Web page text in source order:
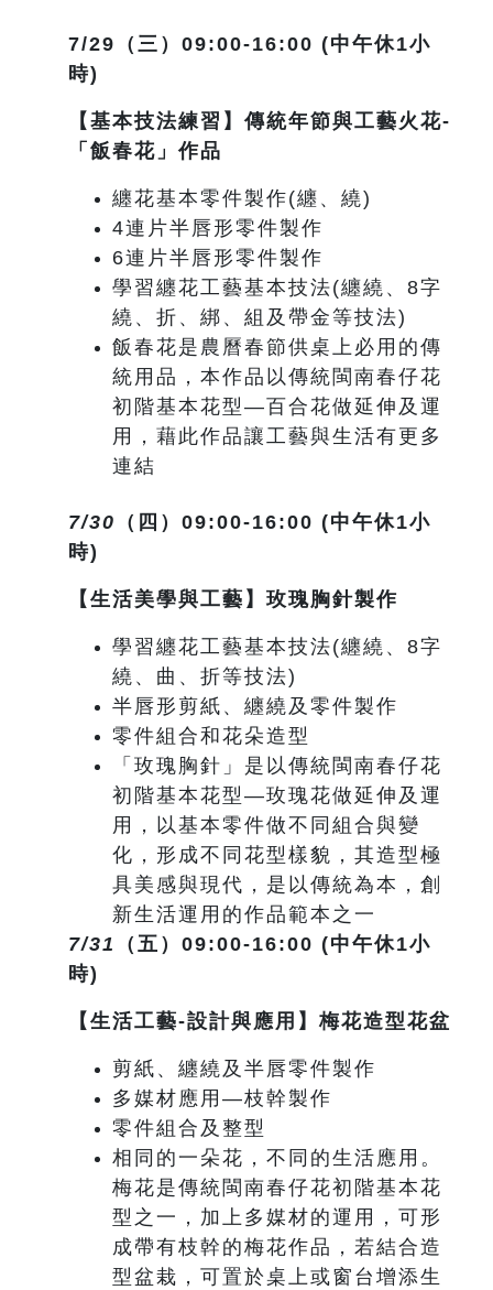
7/29 （三）09:00-16:00 (中午休1小
時)
【基本技法練習】傳統年節與工藝火花-
「飯春花」作品
纏花基本零件製作(纏、繞)
4連片半唇形零件製作
6連片半唇形零件製作
學習纏花工藝基本技法(纏繞、8字
繞、折、綁、組及帶金等技法)
飯春花是農曆春節供桌上必用的傳
統用品，本作品以傳統閩南春仔花
初階基本花型—百合花做延伸及運
用，藉此作品讓工藝與生活有更多
連結
7/30 （四）09:00-16:00 (中午休1小
時)
【生活美學與工藝】玫瑰胸針製作
學習纏花工藝基本技法(纏繞、8字
繞、曲、折等技法)
半唇形剪紙、纏繞及零件製作
零件組合和花朵造型
「玫瑰胸針」是以傳統閩南春仔花
初階基本花型—玫瑰花做延伸及運
用，以基本零件做不同組合與變
化，形成不同花型樣貌，其造型極
具美感與現代，是以傳統為本，創
新生活運用的作品範本之一
7/31
（五）09:00-16:00 (中午休1小
時)
【生活工藝-設計與應用】梅花造型花盆
剪紙、纏繞及半唇零件製作
多媒材應用—枝幹製作
零件組合及整型
相同的一朵花，不同的生活應用。
梅花是傳統閩南春仔花初階基本花
型之一，加上多媒材的運用，可形
成帶有枝幹的梅花作品，若結合造
型盆栽，可置於桌上或窗台增添生